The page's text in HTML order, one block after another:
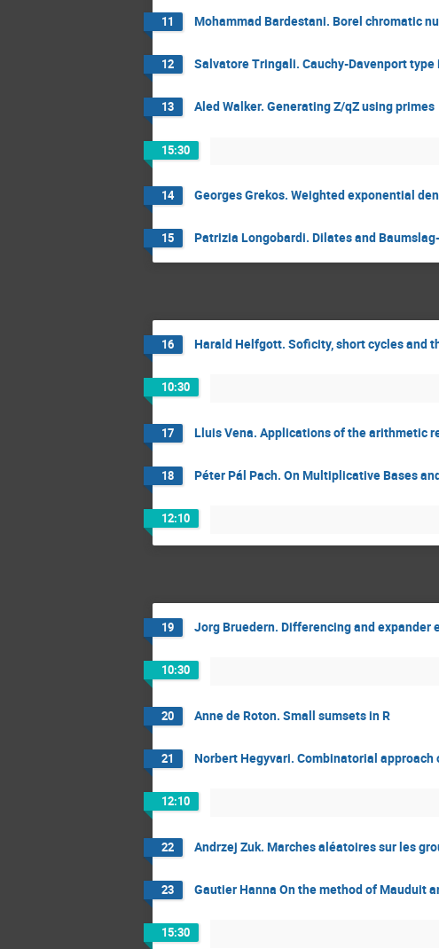
11 Mohammad Bardestani. Borel chromatic
12 Salvatore Tringali. Cauchy-Davenport
13 Aled Walker. Generating Z/qZ using primes
15:30
14 Georges Grekos. Weighted exponential
15 Patrizia Longobardi. Dilates and
16 Harald Helfgott. Soficity, short cycles and
10:30
17 Lluis Vena. Applications of the arithmetic
18 Péter Pál Pach. On Multiplicative Bases
12:10
19 Jorg Bruedern. Differencing and expander
10:30
20 Anne de Roton. Small sumsets in R
21 Norbert Hegyvari. Combinatorial
12:10
22 Andrzej Zuk. Marches aléatoires sur les
23 Gautier Hanna On the method of Mauduit
15:30